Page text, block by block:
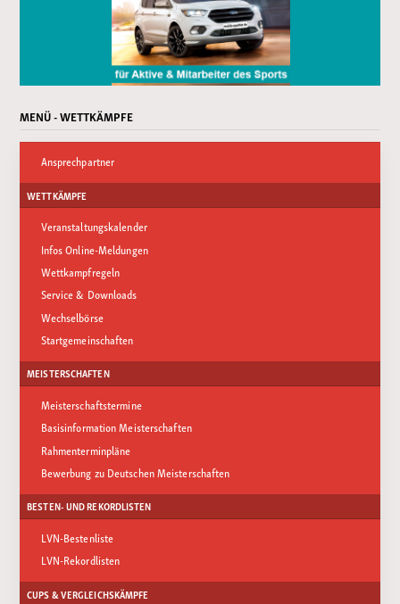
MENÜ - WETTKÄMPFE
Ansprechpartner
WETTKÄMPFE
Veranstaltungskalender
Infos Online-Meldungen
Wettkampfregeln
Service & Downloads
Wechselbörse
Startgemeinschaften
MEISTERSCHAFTEN
Meisterschaftstermine
Basisinformation Meisterschaften
Rahmenterminpläne
Bewerbung zu Deutschen Meisterschaften
BESTEN- UND REKORDLISTEN
LVN-Bestenliste
LVN-Rekordlisten
CUPS & VERGLEICHSKÄMPFE